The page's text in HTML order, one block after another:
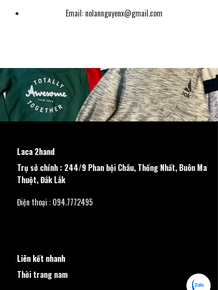
Email: nolannguyenx@gmail.com
Laca 2hand
Trụ sở chính : 244/9 Phan bội Châu, Thống Nhất, Buôn Ma
Thuột, Đắk Lắk
Điện thoại : 094.7772495
Liên kết nhanh
Thời trang nam